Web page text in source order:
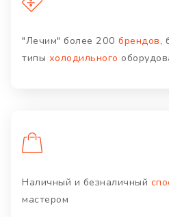
"Лечим" более 200 брендов,
типы холодильного
Наличный и безналичный
мастером